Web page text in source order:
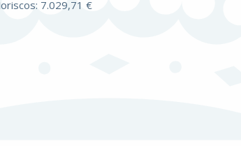
7.029,71 €